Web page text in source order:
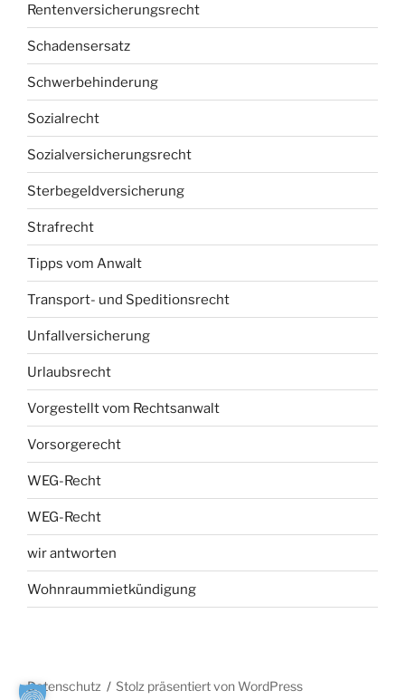
Rentenversicherungsrecht
Schadensersatz
Schwerbehinderung
Sozialrecht
Sozialversicherungsrecht
Sterbegeldversicherung
Strafrecht
Tipps vom Anwalt
Transport- und Speditionsrecht
Unfallversicherung
Urlaubsrecht
Vorgestellt vom Rechtsanwalt
Vorsorgerecht
WEG-Recht
WEG-Recht
wir antworten
Wohnraummietkündigung
Datenschutz Stolz präsentiert von WordPress